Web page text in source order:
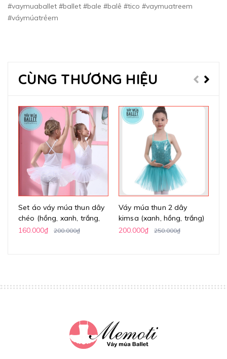
#vaymuaballet #ballet #bale #balê #tico #vaymuatreem
#váymúatrẻem
CÙNG THƯƠNG HIỆU
Set áo váy múa thun dây
chéo (hồng, xanh, trắng,
vàng)
160.000₫ 200.000₫
Váy múa thun 2 dây
kimsa (xanh, hồng, trắng)
200.000₫
250.000₫